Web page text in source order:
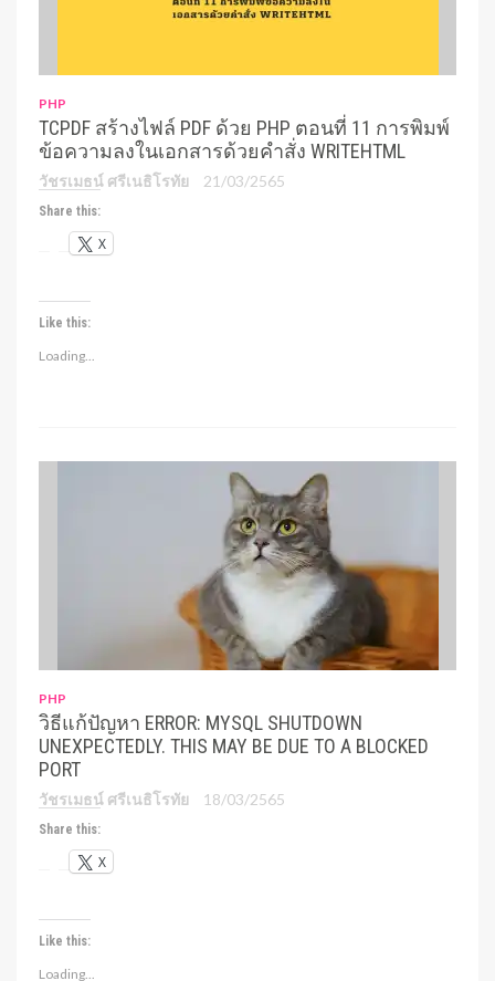
PHP
TCPDF สร้างไฟล์ PDF ด้วย PHP ตอนที่ 11 การพิมพ์
ข้อความลงในเอกสารด้วยคำสั่ง WRITEHTML
วัชรเมธน์ ศรีเนธิโรทัย 21/03/2565
Share this:
X
Like this:
Loading...
PHP
วิธีแก้ปัญหา ERROR: MYSQL SHUTDOWN
UNEXPECTEDLY. THIS MAY BE DUE TO A BLOCKED
PORT
วัชรเมธน์ ศรีเนธิโรทัย 18/03/2565
Share this:
X
Like this:
Loading...